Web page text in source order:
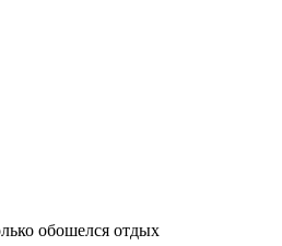
обошелся отдых